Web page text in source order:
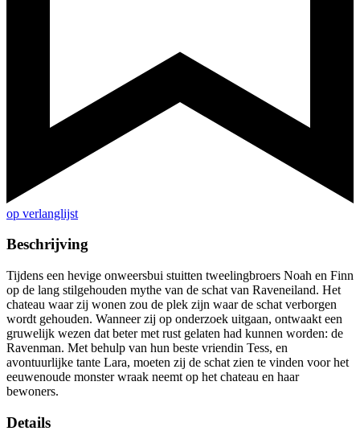
op verlanglijst
Beschrijving
Tijdens een hevige onweersbui stuitten tweelingbroers Noah en Finn
op de lang stilgehouden mythe van de schat van Raveneiland. Het
chateau waar zij wonen zou de plek zijn waar de schat verborgen
wordt gehouden. Wanneer zij op onderzoek uitgaan, ontwaakt een
gruwelijk wezen dat beter met rust gelaten had kunnen worden: de
Ravenman. Met behulp van hun beste vriendin Tess, en
avontuurlijke tante Lara, moeten zij de schat zien te vinden voor het
eeuwenoude monster wraak neemt op het chateau en haar
bewoners.
Details